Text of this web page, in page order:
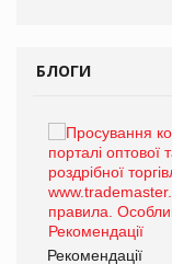
БЛОГИ
Рекомендації